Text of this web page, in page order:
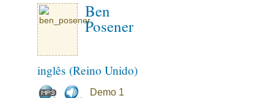
Ben
Posener
inglês (Reino Unido)
Demo 1